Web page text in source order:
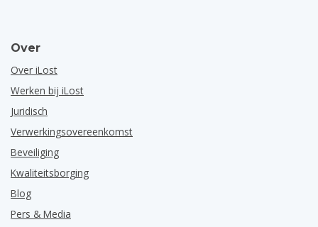
Over
Over iLost
Werken bij iLost
Juridisch
Verwerkingsovereenkomst
Beveiliging
Kwaliteitsborging
Blog
Pers & Media